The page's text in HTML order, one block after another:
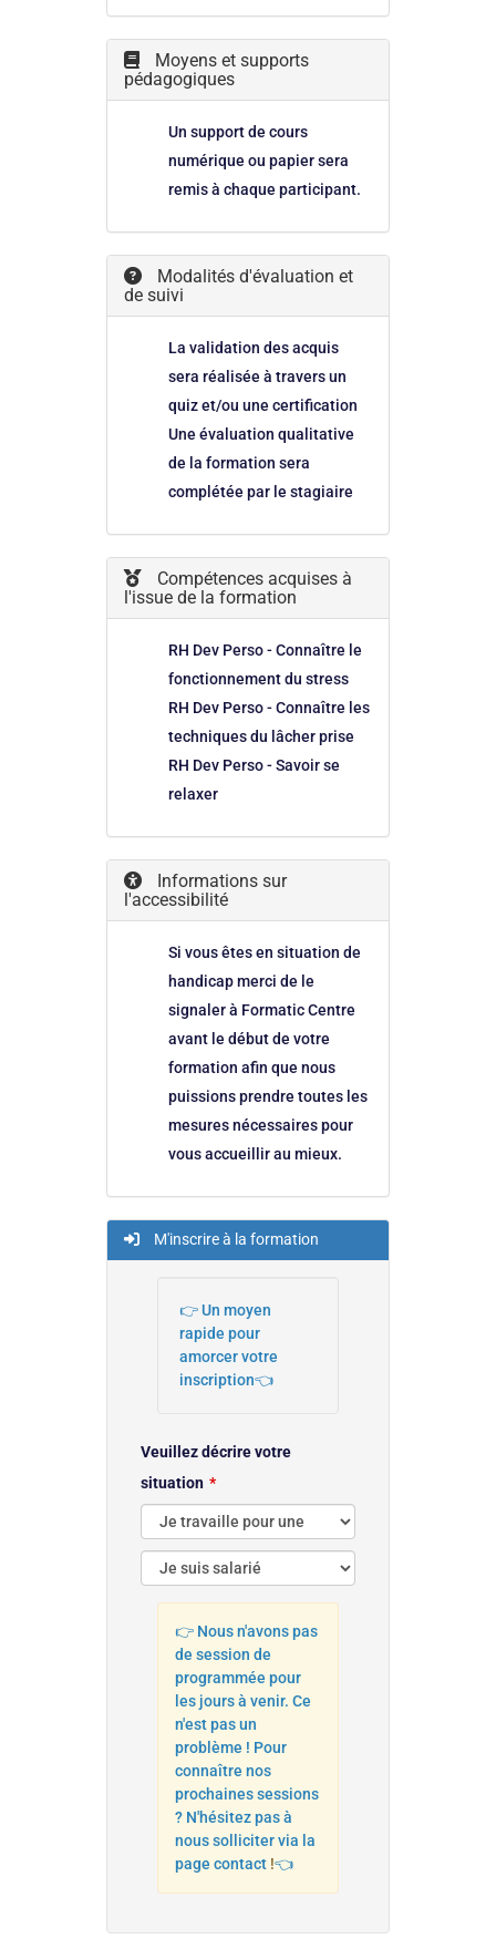
Moyens et supports
pédagogiques
Un support de cours
numérique ou papier sera
remis à chaque participant.
Modalités d'évaluation et
de suivi
La validation des acquis
sera réalisée à travers un
quiz et/ou une certification
Une évaluation qualitative
de la formation sera
complétée par le stagiaire
Compétences acquises à
l'issue de la formation
RH Dev Perso - Connaître le
fonctionnement du stress
RH Dev Perso - Connaître les
techniques du lâcher prise
RH Dev Perso - Savoir se
relaxer
Informations sur
l'accessibilité
Si vous êtes en situation de
handicap merci de le
signaler à Formatic Centre
avant le début de votre
formation afin que nous
puissions prendre toutes les
mesures nécessaires pour
vous accueillir au mieux.
M'inscrire à la formation
👉 Un moyen
rapide pour
amorcer votre
inscription👈
Veuillez décrire votre
situation
👉 Nous n'avons pas
de session de
programmée pour
les jours à venir. Ce
n'est pas un
problème ! Pour
connaître nos
prochaines sessions
? N'hésitez pas à
nous solliciter via la
page contact!👈